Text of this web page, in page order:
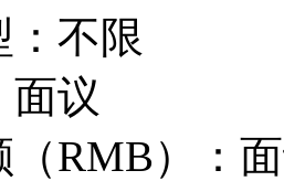
不限
面议
RMB）：